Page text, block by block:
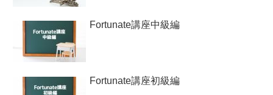
Fortunate講座中級編
Fortunate講座初級編